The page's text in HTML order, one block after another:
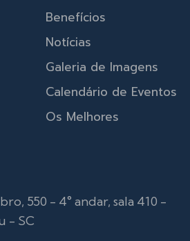
Benefícios
Notícias
Galeria de Imagens
Calendário de Eventos
Os Melhores
550 - 4° andar, sala 410 -
- SC